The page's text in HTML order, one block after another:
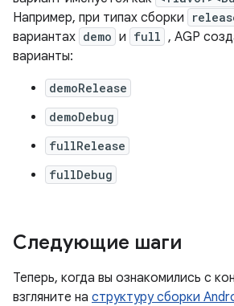
Например, при типах сборки
вариантах demo и full , AGP
варианты:
demoRelease
demoDebug
fullRelease
fullDebug
Следующие шаги
Теперь, когда вы ознакомились с
взгляните на структуру сборки